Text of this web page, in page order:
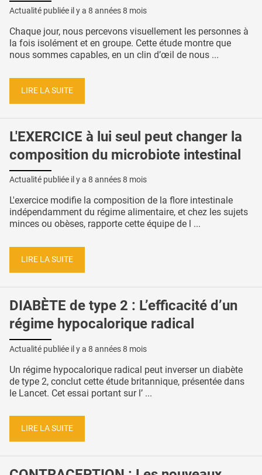
Actualité publiée il y a 8 années 8 mois
Chaque jour, nous percevons visuellement les personnes à
la fois isolément et en groupe. Cette étude montre que
nous sommes capables, en un clin d’œil de nous ...
LIRE LA SUITE
L'EXERCICE à lui seul peut changer la
composition du microbiote intestinal
Actualité publiée il y a 8 années 8 mois
L'exercice modifie la composition de la flore intestinale
indépendamment du régime alimentaire, et chez les sujets
minces ou obèses, rapporte cette équipe de l ...
LIRE LA SUITE
DIABÈTE de type 2 : L’efficacité d’un
régime hypocalorique radical
Actualité publiée il y a 8 années 8 mois
Un régime hypocalorique radical peut inverser un diabète
de type 2, conclut cette étude britannique, présentée dans
le Lancet. Cet essai portant sur l’ ...
LIRE LA SUITE